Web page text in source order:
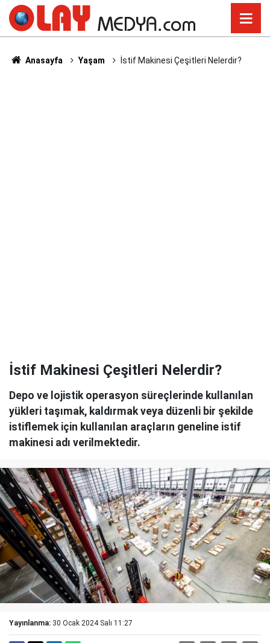
Anasayfa Yaşam İstif Makinesi Çeşitleri Nelerdir?
İstif Makinesi Çeşitleri Nelerdir?
Depo ve lojistik operasyon süreçlerinde kullanılan
yükleri taşımak, kaldırmak veya düzenli bir şekilde
istiflemek için kullanılan araçların geneline istif
makinesi adı verilmektedir.
Yayınlanma: 30 Ocak 2024 Salı 11:27